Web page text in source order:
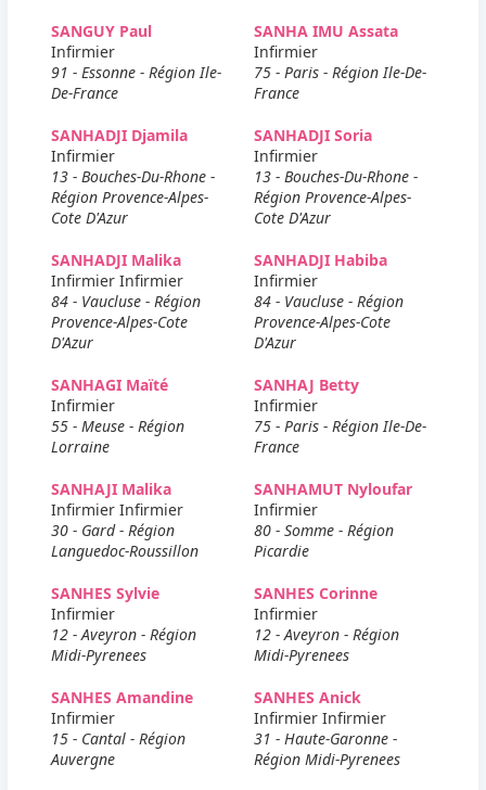
SANGUY Paul
Infirmier
91 - Essonne - Région Ile-
De-France
SANHA IMU Assata
Infirmier
75 - Paris - Région Ile-De-
France
SANHADJI Djamila
Infirmier
13 - Bouches-Du-Rhone -
Région Provence-Alpes-
Cote D'Azur
SANHADJI Soria
Infirmier
13 - Bouches-Du-Rhone -
Région Provence-Alpes-
Cote D'Azur
SANHADJI Malika
Infirmier Infirmier
84 - Vaucluse - Région
Provence-Alpes-Cote
D'Azur
SANHADJI Habiba
Infirmier
84 - Vaucluse - Région
Provence-Alpes-Cote
D'Azur
SANHAGI Maïté
Infirmier
55 - Meuse - Région
Lorraine
SANHAJ Betty
Infirmier
75 - Paris - Région Ile-De-
France
SANHAJI Malika
Infirmier Infirmier
30 - Gard - Région
Languedoc-Roussillon
SANHAMUT Nyloufar
Infirmier
80 - Somme - Région
Picardie
SANHES Sylvie
Infirmier
12 - Aveyron - Région
Midi-Pyrenees
SANHES Corinne
Infirmier
12 - Aveyron - Région
Midi-Pyrenees
SANHES Amandine
Infirmier
15 - Cantal - Région
Auvergne
SANHES Anick
Infirmier Infirmier
31 - Haute-Garonne -
Région Midi-Pyrenees